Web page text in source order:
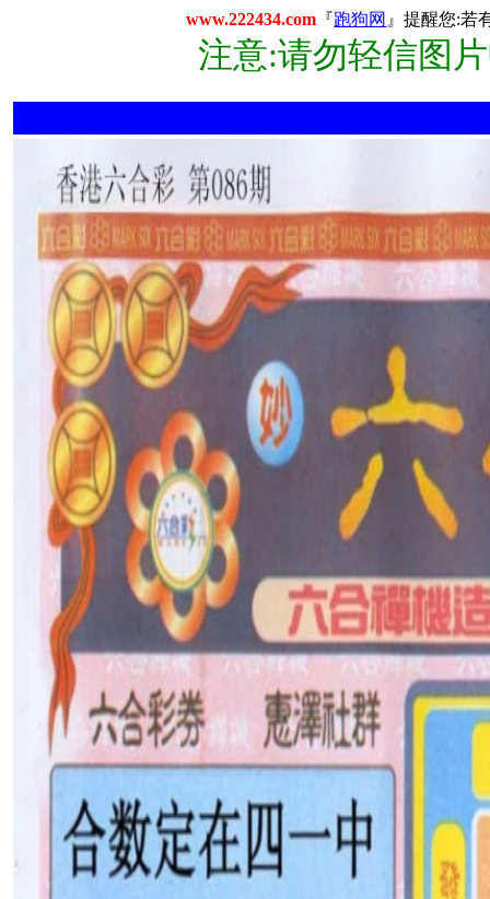
www.222434.com 『跑狗网 』提醒您:若
注意:请勿轻信图